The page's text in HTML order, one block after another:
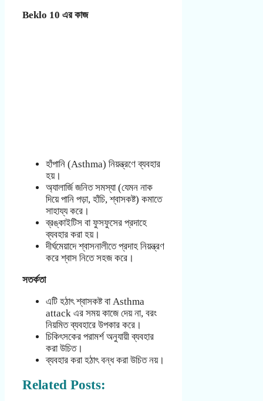
Beklo 10 এর কাজ
হাঁপানি (Asthma) নিয়ন্ত্রণে ব্যবহার
হয়।
অ্যালার্জি জনিত সমস্যা (যেমন নাক
দিয়ে পানি পড়া, হাঁচি, শ্বাসকষ্ট) কমাতে
সাহায্য করে।
ব্রঙ্কাইটিস বা ফুসফুসের প্রদাহে
ব্যবহার করা হয়।
দীর্ঘমেয়াদে শ্বাসনালীতে প্রদাহ নিয়ন্ত্রণ
করে শ্বাস নিতে সহজ করে।
সতর্কতা
এটি হঠাৎ শ্বাসকষ্ট বা Asthma
attack এর সময় কাজে দেয় না, বরং
নিয়মিত ব্যবহারে উপকার করে।
চিকিৎসকের পরামর্শ অনুযায়ী ব্যবহার
করা উচিত।
ব্যবহার করা হঠাৎ বন্ধ করা উচিত নয়।
Related Posts: